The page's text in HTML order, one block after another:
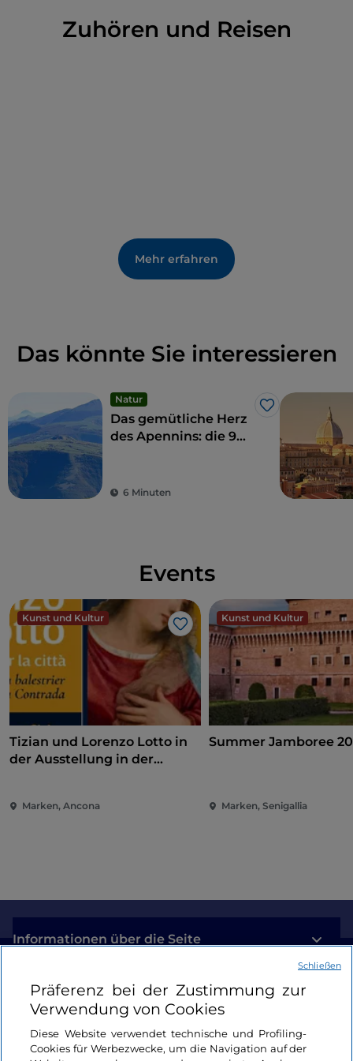
Zuhören und Reisen
Mehr erfahren
Das könnte Sie interessieren
Natur
Like
Das gemütliche Herz
des Apennins: die 9
6 Minuten
Events
Kunst und Kultur
Like
Tizian und Lorenzo Lotto in
der Ausstellung in der
Marken, Ancona
Kunst und Kultur
Summer Jamboree
Marken, Senigallia
Informationen über die Seite
Nützliche Links
Login
Präferenz bei der Zustimmung zur
Verwendung von Cookies
Diese Website verwendet technische und Profiling-
Cookies für Werbezwecke, um die Navigation auf der
Schließen